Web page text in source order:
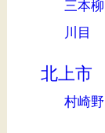
三本柳
川目
北上市
村崎野